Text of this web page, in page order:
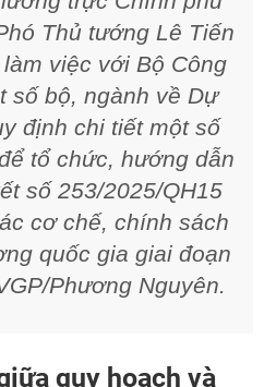
Thủ tướng Lê Tiến
việc với Bộ Công
số bộ, ngành về Dự
định chi tiết một số
tổ chức, hướng dẫn
số 253/2025/QH15
cơ chế, chính sách
quốc gia giai đoạn
Phương Nguyên.
quy hoạch và